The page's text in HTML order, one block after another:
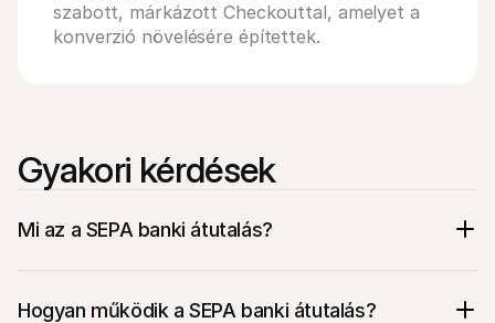
szabott, márkázott Checkouttal, amelyet a
konverzió növelésére építettek.
Gyakori kérdések
Mi az a SEPA banki átutalás?
Hogyan működik a SEPA banki átutalás?